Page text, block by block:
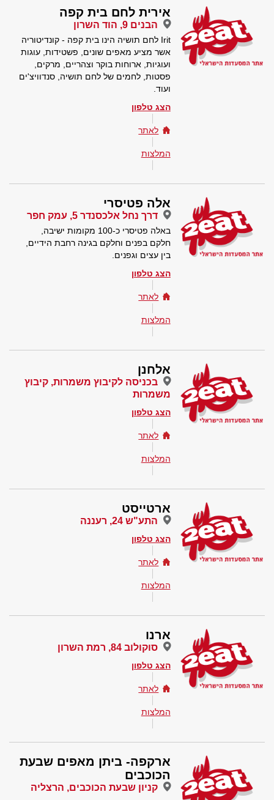
אירית לחם בית קפה
הבנים 9, הוד השרון
Irit לחם תושיה הינו בית קפה - קונדיטוריה
אשר מציע מאפים שונים, פשטידות, עוגות
ועוגיות, ארוחות בוקר וצהריים, מרקים,
פסטות, לחמים של לחם תושיה, סנדוויצ'ים
ועוד.
הצג טלפון
לאתר
המלצות
אלה פטיסרי
דרך נחל אלכסנדר 5, עמק חפר
באלה פטיסרי כ-100 מקומות ישיבה,
חלקם בפנים וחלקם בגינה רחבת הידיים,
בין עצים וגפנים.
הצג טלפון
לאתר
המלצות
אלחנן
בכניסה לקיבוץ משמרות, קיבוץ
משמרות
הצג טלפון
לאתר
המלצות
ארטייסט
התע"ש 24, רעננה
הצג טלפון
לאתר
המלצות
ארנו
סוקולוב 84, רמת השרון
הצג טלפון
לאתר
המלצות
ארקפה- ביתן מאפים שבעת
הכוכבים
קניון שבעת הכוכבים, הרצליה